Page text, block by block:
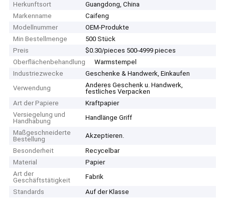
Herkunftsort
Guangdong, China
Markenname
Caifeng
Modellnummer
OEM-Produkte
Min Bestellmenge
500 Stück
Preis
$0.30/pieces 500-4999 pieces
Oberflächenbehandlung
Warmstempel
Industriezwecke
Geschenke & Handwerk, Einkaufen
Verwendung
Anderes Geschenk u. Handwerk,
festliches Verpacken
Art der Papiere
Kraftpapier
Versiegelung und
Handhabung
Handlänge Griff
Maßgeschneiderte
Bestellung
Akzeptieren.
Besonderheit
Recycelbar
Material
Papier
Art der
Geschäftstätigkeit
Fabrik
Standards
Auf der Klasse